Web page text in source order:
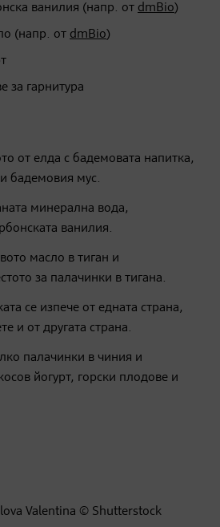
ванилия (напр. от dmBio)
(напр. от dmBio)
за гарнитура
от елда с бадемовата напитка,
бадемовия мус.
минерална вода,
ванилия.
масло в тиган и
за палачинки в тигана.
се изпече от едната страна,
и от другата страна.
палачинки в чиния и
йогурт, горски плодове и
Valentina © Shutterstock